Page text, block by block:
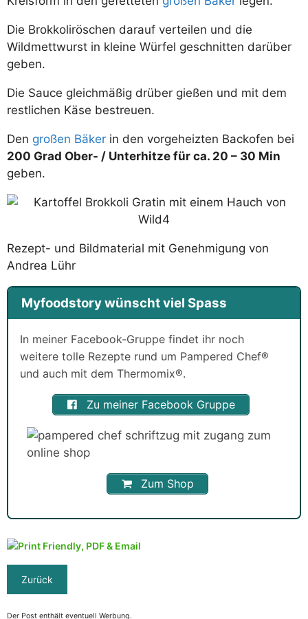
Die Brokkoliröschen darauf verteilen und die
Wildmettwurst in kleine Würfel geschnitten darüber
geben.
Die Sauce gleichmäßig drüber gießen und mit dem
restlichen Käse bestreuen.
Den großen Bäker in den vorgeheizten Backofen bei
200 Grad Ober- / Unterhitze für ca. 20 – 30 Min
geben.
Rezept- und Bildmaterial mit Genehmigung von
Andrea Lühr
Myfoodstory wünscht viel Spass
In meiner Facebook-Gruppe findet ihr noch
weitere tolle Rezepte rund um Pampered Chef®
und auch mit dem Thermomix®.
Zu meiner Facebook Gruppe
Zum Shop
Der Post enthält eventuell Werbung.